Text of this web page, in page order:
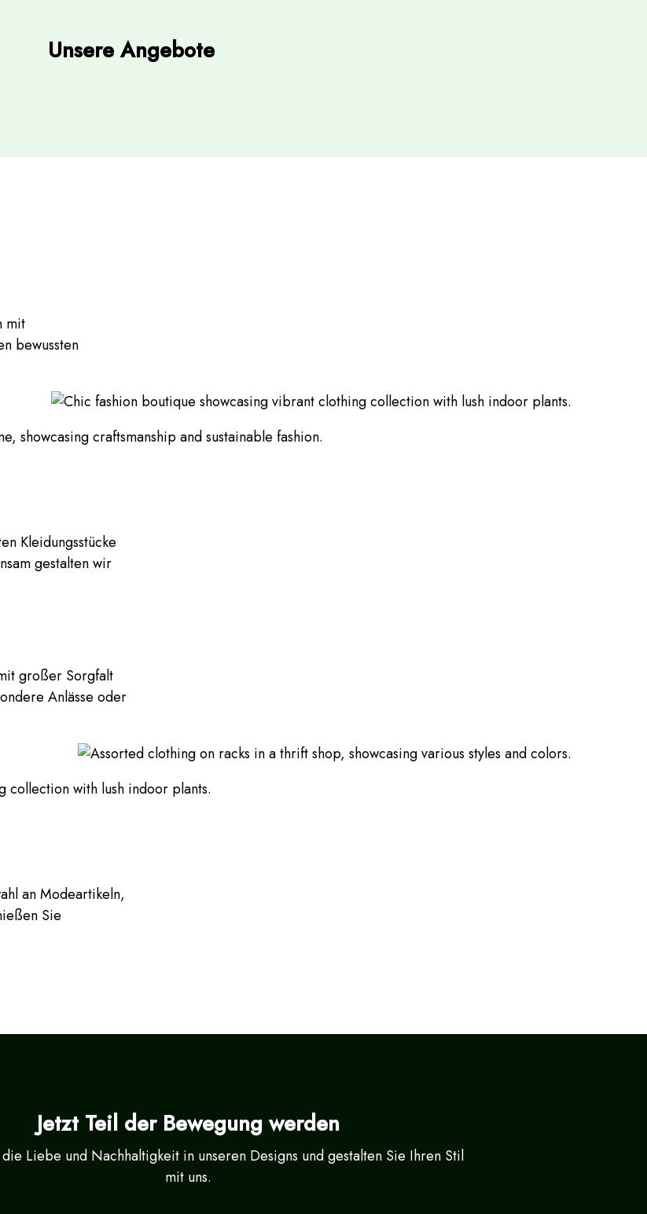
Unsere Angebote
mit
bewussten
Kleidungsstücke
gestalten wir
großer Sorgfalt
Anlässe oder
an Modeartikeln,
Sie
Jetzt Teil der Bewegung werden
Liebe und Nachhaltigkeit in unseren Designs und gestalten Sie Ihren Stil
mit uns.